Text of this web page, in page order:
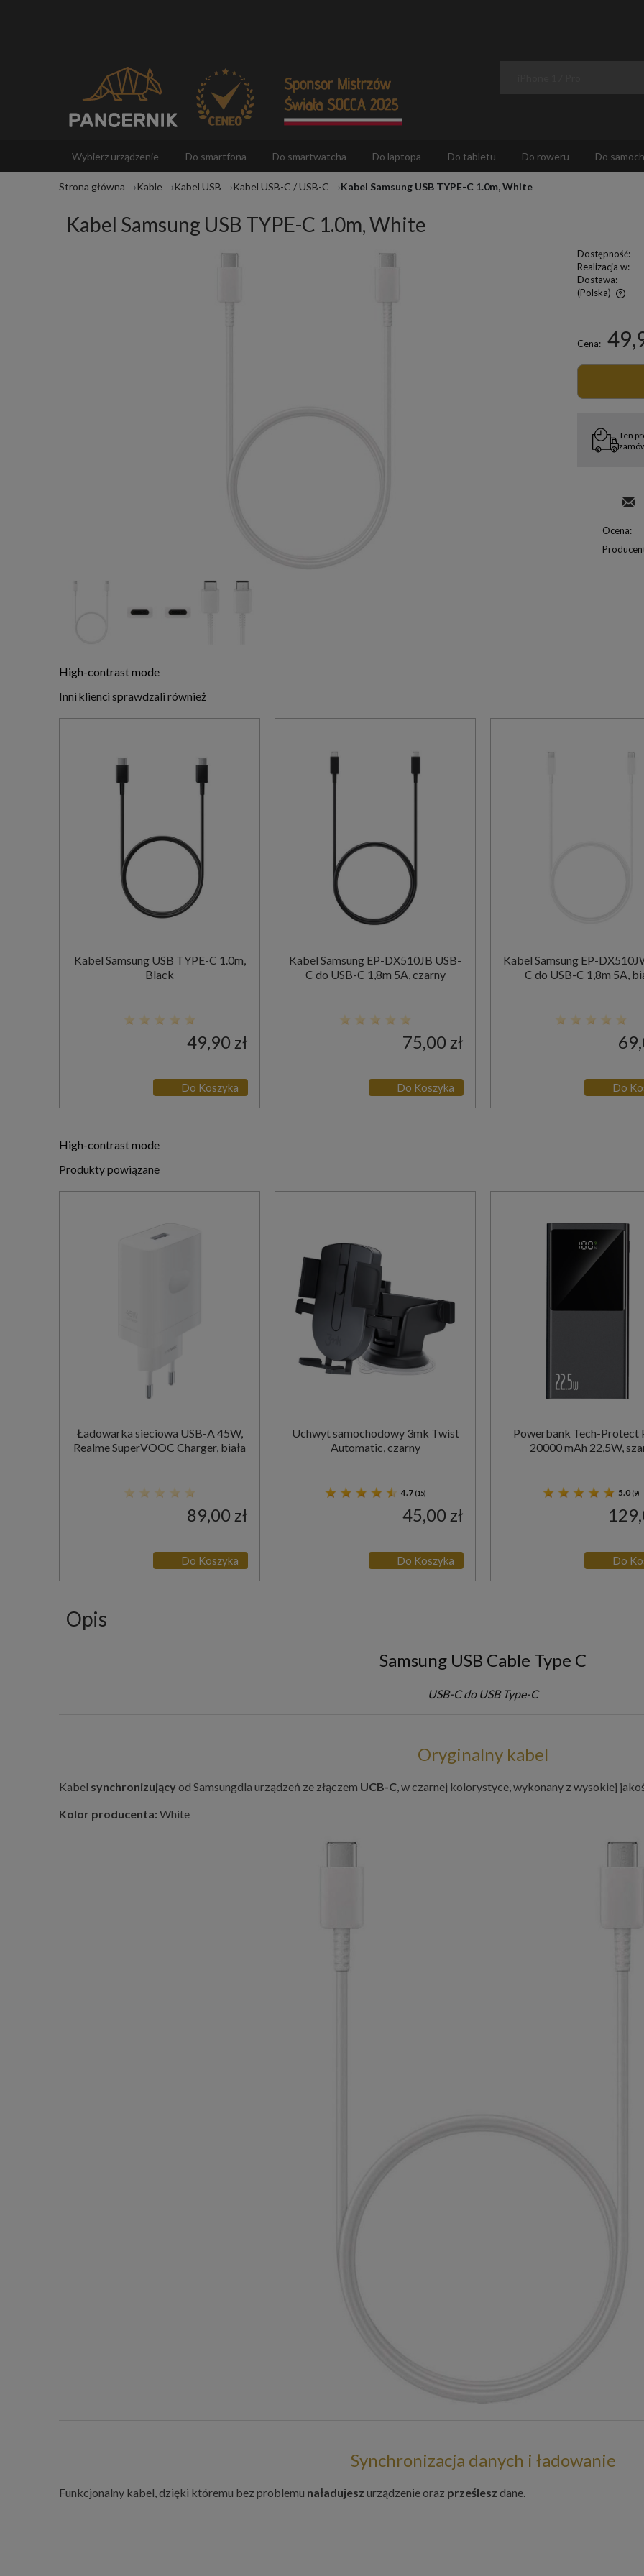
Wybierz urządzenie Do smartfona Do smartwatcha Do laptopa Do tabletu Do roweru Do
Akcesoria
Strona główna Kable Kabel USB Kabel USB-C / USB-C Kabel Samsung USB TYPE-C 1.0m, White
Kabel Samsung USB TYPE-C 1.0m, White
Dostępność:
Realizacja w:
Dostawa:
(Polska)
Cena:
Ten
Ocena:
High-contrast mode
Inni klienci sprawdzali również
Kabel Samsung USB TYPE-C 1.0m,
Black
49,90 zł
Do Koszyka
Kabel Samsung EP-DX510JB USB-
C do USB-C 1,8m 5A, czarny
75,00 zł
Do Koszyka
Kabel Samsung EP-DX510JW USB-
C do USB-C 1,8m 5A,
Do
High-contrast mode
Produkty powiązane
Ładowarka sieciowa USB-A 45W,
Realme SuperVOOC Charger, biała
89,00 zł
Do Koszyka
Uchwyt samochodowy 3mk Twist
Automatic, czarny
4.7 (15)
45,00 zł
Do Koszyka
Powerbank Tech-Protect
20000 mAh 22,5W,
5.0 (9)
Do
Opis
Samsung USB Cable Type C
USB-C do USB Type-C
Oryginalny kabel
Kabel synchronizujący od Samsungdla urządzeń ze złączem UCB-C, w czarnej kolorystyce, wykonany z wysokiej
Kolor producenta: White
Synchronizacja danych i ładowanie
Funkcjonalny kabel, dzięki któremu bez problemu naładujesz urządzenie oraz prześlesz dane.